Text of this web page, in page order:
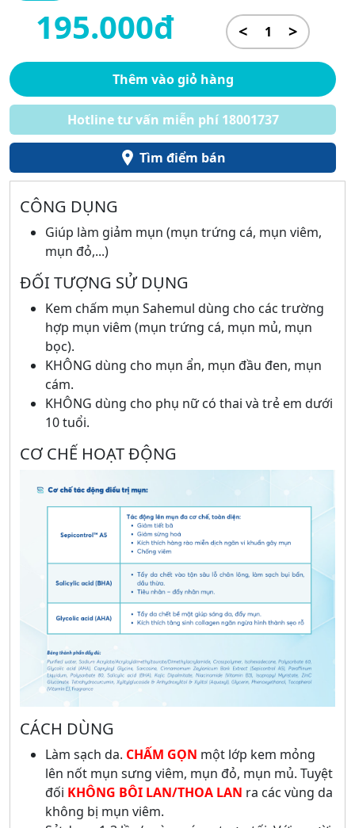
195.000đ < >
Thêm vào giỏ hàng
Hotline tư vấn miễn phí 18001737
Tìm điểm bán
CÔNG DỤNG
Giúp làm giảm mụn (mụn trứng cá, mụn viêm,
mụn đỏ,...)
ĐỐI TƯỢNG SỬ DỤNG
Kem chấm mụn Sahemul dùng cho các trường
hợp mụn viêm (mụn trứng cá, mụn mủ, mụn
bọc).
KHÔNG dùng cho mụn ẩn, mụn đầu đen, mụn
cám.
KHÔNG dùng cho phụ nữ có thai và trẻ em dưới
10 tuổi.
CƠ CHẾ HOẠT ĐỘNG
CÁCH DÙNG
Làm sạch da. CHẤM GỌN một lớp kem mỏng
lên nốt mụn sưng viêm, mụn đỏ, mụn mủ. Tuyệt
đối KHÔNG BÔI LAN/THOA LAN ra các vùng da
không bị mụn viêm.